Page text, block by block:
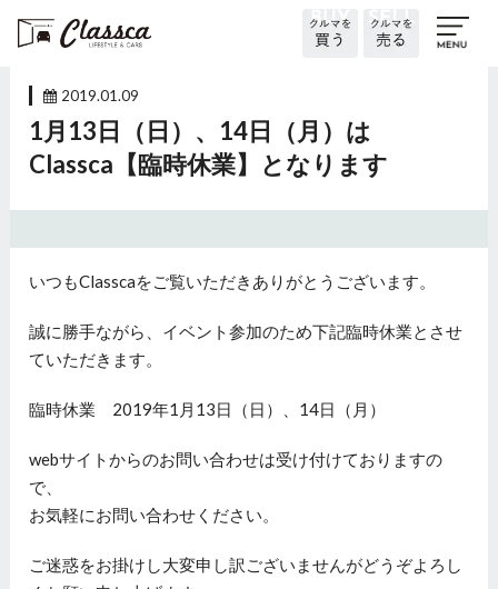
2019.01.09
1月13日（日）、14日（月）は
Classca【臨時休業】となります
いつもClasscaをご覧いただきありがとうございます。
誠に勝手ながら、イベント参加のため下記臨時休業とさせ
ていただきます。
臨時休業 2019年1月13日（日）、14日（月）
webサイトからのお問い合わせは受け付けておりますの
で、
お気軽にお問い合わせください。
ご迷惑をお掛けし大変申し訳ございませんがどうぞよろし